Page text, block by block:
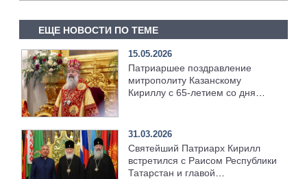
ЕЩЕ НОВОСТИ ПО ТЕМЕ
15.05.2026
Патриаршее поздравление
митрополиту Казанскому
Кириллу с 65-летием со дня
31.03.2026
Святейший Патриарх Кирилл
встретился с Раисом Республики
Татарстан и главой